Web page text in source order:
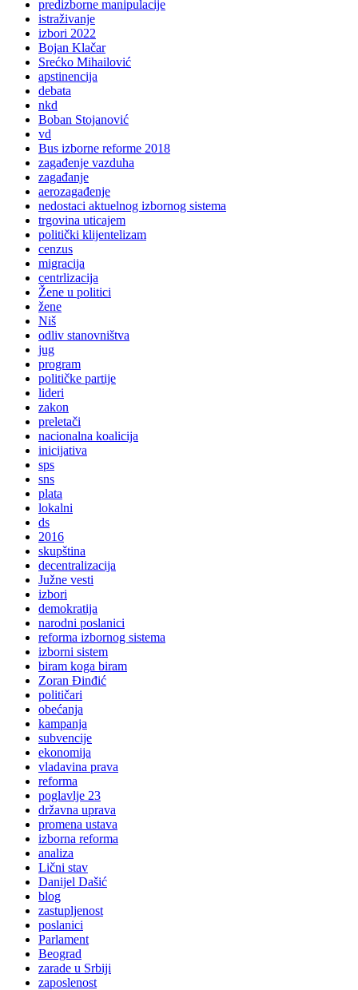
predizborne manipulacije
istraživanje
izbori 2022
Bojan Klačar
Srećko Mihailović
apstinencija
debata
nkd
Boban Stojanović
vd
Bus izborne reforme 2018
zagađenje vazduha
zagađanje
aerozagađenje
nedostaci aktuelnog izbornog sistema
trgovina uticajem
politički klijentelizam
cenzus
migracija
centrlizacija
Žene u politici
žene
Niš
odliv stanovništva
jug
program
političke partije
lideri
zakon
preletači
nacionalna koalicija
inicijativa
sps
sns
plata
lokalni
ds
2016
skupština
decentralizacija
Južne vesti
izbori
demokratija
narodni poslanici
reforma izbornog sistema
izborni sistem
biram koga biram
Zoran Đinđić
političari
obećanja
kampanja
subvencije
ekonomija
vladavina prava
reforma
poglavlje 23
državna uprava
promena ustava
izborna reforma
analiza
Lični stav
Danijel Dašić
blog
zastupljenost
poslanici
Parlament
Beograd
zarade u Srbiji
zaposlenost